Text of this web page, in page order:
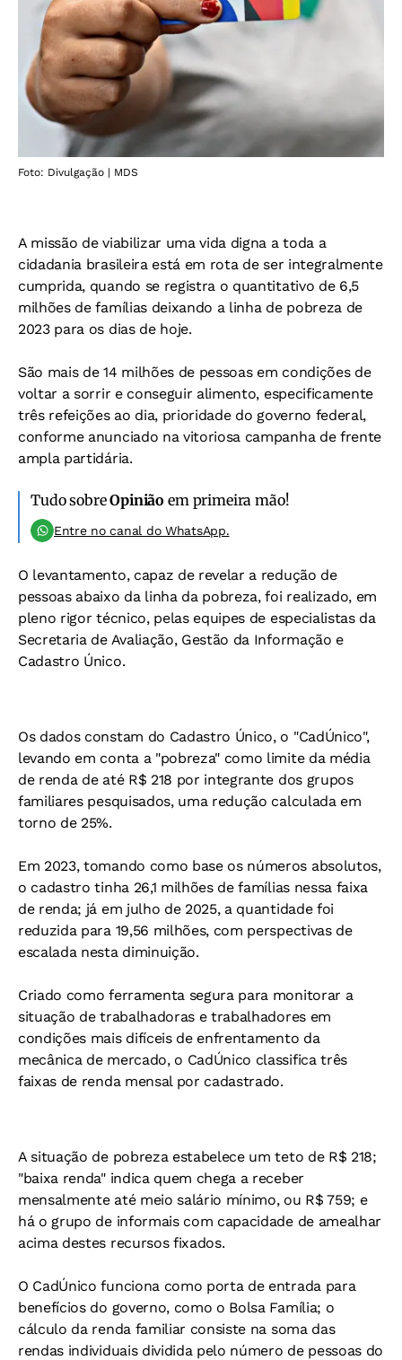
Foto: Divulgação | MDS
A missão de viabilizar uma vida digna a toda a
cidadania brasileira está em rota de ser integralmente
cumprida, quando se registra o quantitativo de 6,5
milhões de famílias deixando a linha de pobreza de
2023 para os dias de hoje.
São mais de 14 milhões de pessoas em condições de
voltar a sorrir e conseguir alimento, especificamente
três refeições ao dia, prioridade do governo federal,
conforme anunciado na vitoriosa campanha de frente
ampla partidária.
Tudo sobreOpinião em primeira mão!
Entre no canal do WhatsApp.
O levantamento, capaz de revelar a redução de
pessoas abaixo da linha da pobreza, foi realizado, em
pleno rigor técnico, pelas equipes de especialistas da
Secretaria de Avaliação, Gestão da Informação e
Cadastro Único.
Os dados constam do Cadastro Único, o "CadÚnico",
levando em conta a "pobreza" como limite da média
de renda de até R$ 218 por integrante dos grupos
familiares pesquisados, uma redução calculada em
torno de 25%.
Em 2023, tomando como base os números absolutos,
o cadastro tinha 26,1 milhões de famílias nessa faixa
de renda; já em julho de 2025, a quantidade foi
reduzida para 19,56 milhões, com perspectivas de
escalada nesta diminuição.
Criado como ferramenta segura para monitorar a
situação de trabalhadoras e trabalhadores em
condições mais difíceis de enfrentamento da
mecânica de mercado, o CadÚnico classifica três
faixas de renda mensal por cadastrado.
A situação de pobreza estabelece um teto de R$ 218;
"baixa renda" indica quem chega a receber
mensalmente até meio salário mínimo, ou R$ 759; e
há o grupo de informais com capacidade de amealhar
acima destes recursos fixados.
O CadÚnico funciona como porta de entrada para
benefícios do governo, como o Bolsa Família; o
cálculo da renda familiar consiste na soma das
rendas individuais dividida pelo número de pessoas do